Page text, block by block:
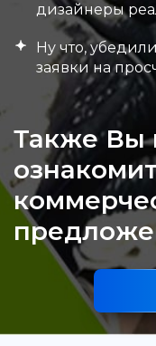
дизайнеры
Ну что,
заявки на
Также Вы